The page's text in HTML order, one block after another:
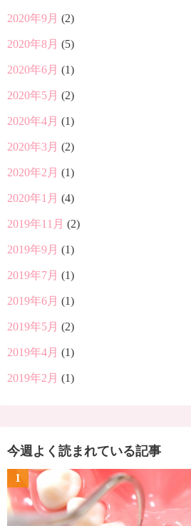
2020年9月 (2)
2020年8月 (5)
2020年6月 (1)
2020年5月 (2)
2020年4月 (1)
2020年3月 (2)
2020年2月 (1)
2020年1月 (4)
2019年11月 (2)
2019年9月 (1)
2019年7月 (1)
2019年6月 (1)
2019年5月 (2)
2019年4月 (1)
2019年2月 (1)
今週よく読まれている記事
1